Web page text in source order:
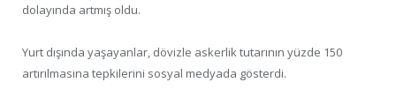
dolayında artmış oldu.
Yurt dışında yaşayanlar, dövizle askerlik tutarının yüzde 150
artırılmasına tepkilerini sosyal medyada gösterdi.